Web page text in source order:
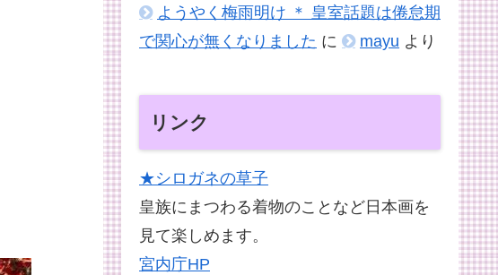
ようやく梅雨明け ＊ 皇室話題は倦怠期
で関心が無くなりました に mayu より
リンク
★シロガネの草子
皇族にまつわる着物のことなど日本画を
見て楽しめます。
宮内庁HP